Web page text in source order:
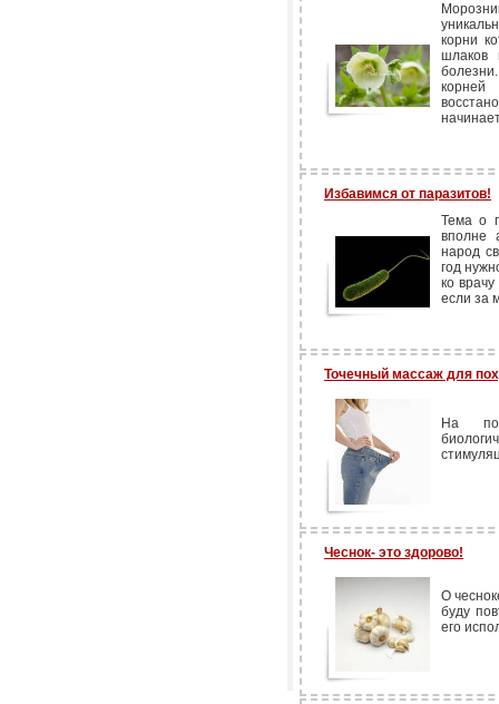
корни
шлаков
Избавимся от паразитов!
Тема о
вполне
народ
год
ко
если за
Точечный массаж для
На
Чеснок- это здорово!
О
буду
его